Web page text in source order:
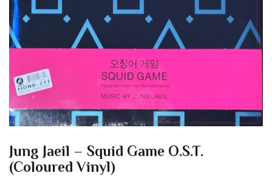
Jung Jaeil – Squid Game O.S.T.
(Coloured Vinyl)